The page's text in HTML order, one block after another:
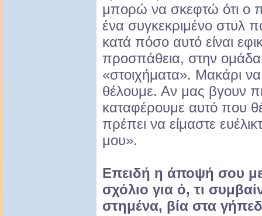
μπορώ να σκεφτώ ότι ο
ένα συγκεκριμένο στυλ
κατά πόσο αυτό είναι
προσπάθεια, στην
«στοιχήματα». Μακάρι
θέλουμε. Αν μας βγουν
καταφέρουμε αυτό που
πρέπει να είμαστε
μου».
Επειδή η άποψή σου
σχόλιο για ό, τι
στημένα, βία στα